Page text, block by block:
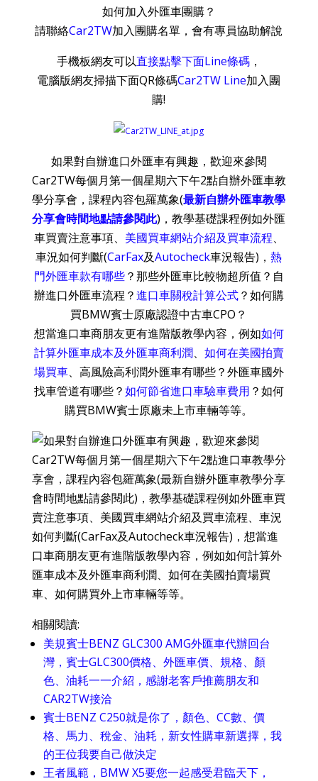
如何加入外匯車團購？
請聯絡Car2TW加入團購名單，會有專員協助解說
手機板網友可以直接點擊下面Line條碼，
電腦版網友掃描下面QR條碼Car2TW Line加入團
購!
如果對自辦進口外匯車有興趣，歡迎來參閱
Car2TW每個月第一個星期六下午2點自辦外匯車教
學分享會，課程內容包羅萬象(最新自辦外匯車教學
分享會時間地點請參閱此)，教學基礎課程例如外匯
車買賣注意事項、 美國買車網站介紹及買車流程、
車況如何判斷(CarFax及Autocheck車況報告)，熱
門外匯車款有哪些？那些外匯車比較物超所值？自
辦進口外匯車流程？進口車關稅計算公式？如何購
買BMW賓士原廠認證中古車CPO？
想當進口車商朋友更有進階版教學內容，例如如何
計算外匯車成本及外匯車商利潤、 如何在美國拍賣
場買車、高風險高利潤外匯車有哪些？外匯車國外
找車管道有哪些？如何節省進口車驗車費用 ？如何
購買BMW賓士原廠未上市車輛等等。
相關閱讀:
美規賓士BENZ GLC300 AMG外匯車代辦回台
灣，賓士GLC300價格、外匯車價、規格、顏
色、油耗一一介紹，感謝老客戶推薦朋友和
CAR2TW接洽
賓士BENZ C250就是你了，顏色、CC數、價
格、馬力、稅金、油耗，新女性購車新選擇，我
的王位我要自己做決定
王者風範，BMW X5要您一起感受君臨天下，